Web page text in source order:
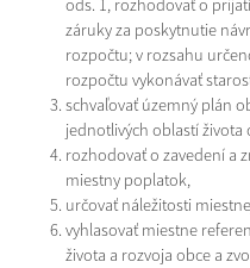
ods. 1, rozhodovať o
záruky za poskytnutie
rozpočtu; v rozsahu
rozpočtu vykonávať
schvaľovať územný plán
jednotlivých oblastí života
rozhodovať o zavedení a
miestny poplatok,
určovať náležitosti
vyhlasovať miestne
života a rozvoja obce a